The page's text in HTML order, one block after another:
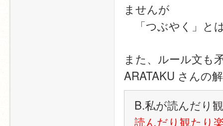
ませんが
「つぶやく」と
また、ルール文も
ARATAKU さんの
B.私が読んだり
読んだり観たり